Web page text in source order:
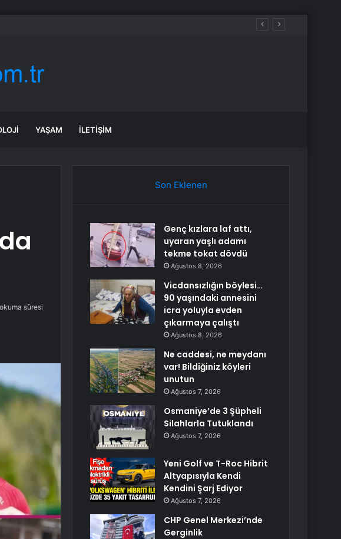
çıkarmaya çalıştı
YAŞAM İLETIŞIM
süresi
Son Eklenen
Genç kızlara laf attı,
uyaran yaşlı adamı
tekme tokat dövdü
Ağustos 8, 2026
Vicdansızlığın böylesi…
90 yaşındaki annesini
icra yoluyla evden
çıkarmaya çalıştı
Ağustos 8, 2026
Ne caddesi, ne meydanı
var! Bildiğiniz köyleri
unutun
Ağustos 7, 2026
Osmaniye’de 3 Şüpheli
Silahlarla Tutuklandı
Ağustos 7, 2026
Yeni Golf ve T-Roc Hibrit
Altyapısıyla Kendi
Kendini Şarj Ediyor
Ağustos 7, 2026
CHP Genel Merkezi’nde
Gerginlik